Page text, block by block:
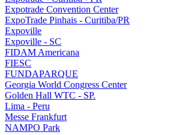
Expotrade Convention Center
ExpoTrade Pinhais - Curitiba/PR
Expoville
Expoville - SC
FIDAM Americana
FIESC
FUNDAPARQUE
Georgia World Congress Center
Golden Hall WTC - SP.
Lima - Peru
Messe Frankfurt
NAMPO Park